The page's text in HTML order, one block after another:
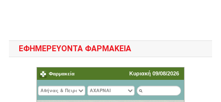
ΕΦΗΜΕΡΕΥΟΝΤΑ ΦΑΡΜΑΚΕΙΑ